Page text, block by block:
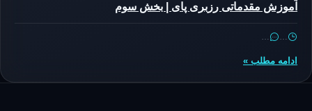
آموزش مقدماتی رزبری پای | بخش سوم
…
…
ادامه مطلب »